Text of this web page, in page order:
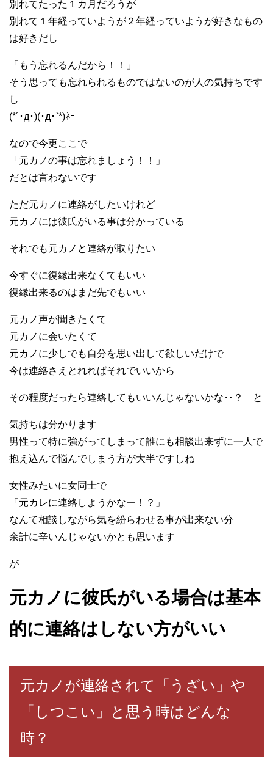
別れてたった１カ月だろうが
別れて１年経っていようが２年経っていようが好きなもの
は好きだし
「もう忘れるんだから！！」
そう思っても忘れられるものではないのが人の気持ちです
し
(*´･д･)(･д･`*)ﾈｰ
なので今更ここで
「元カノの事は忘れましょう！！」
だとは言わないです
ただ元カノに連絡がしたいけれど
元カノには彼氏がいる事は分かっている
それでも元カノと連絡が取りたい
今すぐに復縁出来なくてもいい
復縁出来るのはまだ先でもいい
元カノ声が聞きたくて
元カノに会いたくて
元カノに少しでも自分を思い出して欲しいだけで
今は連絡さえとれればそれでいいから
その程度だったら連絡してもいいんじゃないかな‥？ と
気持ちは分かります
男性って特に強がってしまって誰にも相談出来ずに一人で
抱え込んで悩んでしまう方が大半ですしね
女性みたいに女同士で
「元カレに連絡しようかなー！？」
なんて相談しながら気を紛らわせる事が出来ない分
余計に辛いんじゃないかとも思います
が
元カノに彼氏がいる場合は基本
的に連絡はしない方がいい
元カノが連絡されて「うざい」や
「しつこい」と思う時はどんな
時？